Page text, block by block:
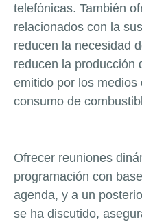
telefónicas. También
relacionados con la
reducen la necesidad
reducen la producción
emitido por los medios
consumo de
Ofrecer reuniones
programación con
agenda, y a un
se ha discutido,